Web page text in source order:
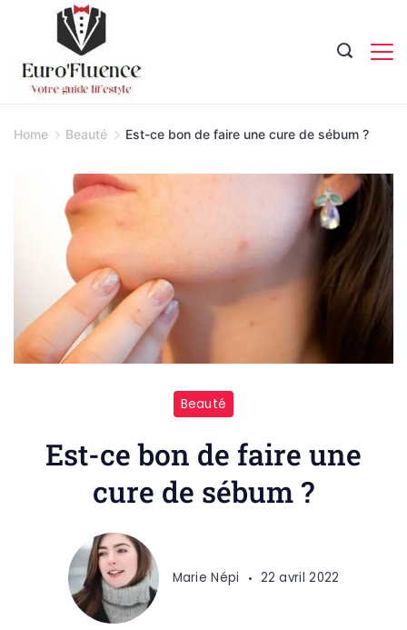
content
Home Beauté Est-ce bon de faire une cure de sébum ?
Beauté
Est-ce bon de faire une
cure de sébum ?
Marie Népi 22 avril 2022